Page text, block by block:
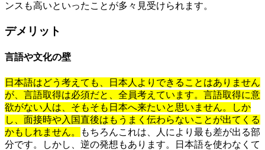
ンスも高いといったことが多々見受けられます。
デメリット
言語や文化の壁
日本語はどう考えても、日本人よりできることはありません
が、言語取得は必須だと、全員考えています。言語取得に意
欲がない人は、そもそも日本へ来たいと思いません。しか
し、面接時や入国直後はもうまく伝わらないことが出てくる
かもしれません。
もちろんこれは、人により最も差が出る部
分です。しかし、逆の発想もあります。日本語を使わなくて